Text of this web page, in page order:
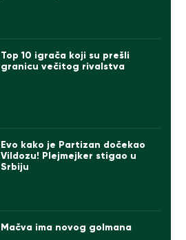
Top 10 igrača koji su prešli
granicu večitog rivalstva
Evo kako je Partizan dočekao
Vildozu! Plejmejker stigao u
Srbiju
Mačva ima novog golmana